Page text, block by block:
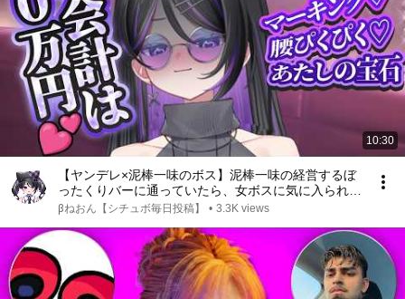
10:30
【ヤンデレ×泥棒一味のボス】泥棒一味の経営するぼ
ったくりバーに通っていたら、女ボスに気に入られて
身も心も盗まれる話【男性向けシチュボ/cvβねおん】
βねおん【シチュボ毎日投稿】 • 3.3K views